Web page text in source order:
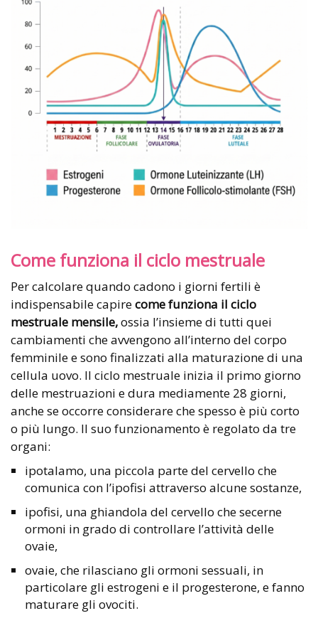
Come funziona il ciclo mestruale
Per calcolare quando cadono i giorni fertili è
indispensabile capirecome funziona il ciclo
mestruale mensile,ossia l’insieme di tutti quei
cambiamenti che avvengono all’interno del corpo
femminile e sono finalizzati alla maturazione di una
cellula uovo. Il ciclo mestruale inizia il primo giorno
delle mestruazioni e dura mediamente 28 giorni,
anche se occorre considerare che spesso è più corto
o più lungo. Il suo funzionamento è regolato da tre
organi:
ipotalamo, una piccola parte del cervello che
comunica con l’ipofisi attraverso alcune sostanze,
ipofisi, una ghiandola del cervello che secerne
ormoni in grado di controllare l’attività delle
ovaie,
ovaie, che rilasciano gli ormoni sessuali, in
particolare gli estrogeni e il progesterone, e fanno
maturare gli ovociti.